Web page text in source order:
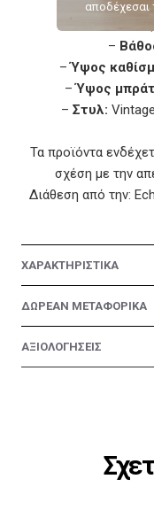
–
–Ύψος
–Ύψος
– Στυλ:
Τα προϊόντα
σχέση με την
Διάθεση από την:
ΧΑΡΑΚΤΗΡΙΣΤΙΚΑ
ΔΩΡΕΑΝ ΜΕΤΑΦΟΡΙΚΑ
ΑΞΙΟΛΟΓΗΣΕΙΣ
αποδέχεσαι